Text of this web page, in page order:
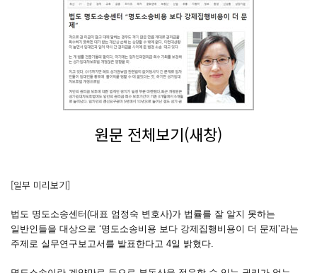
원문 전체보기(새창)
[일부 미리보기]
법도 명도소송센터(대표 엄정숙 변호사)가 법률를 잘 알지 못하는
일반인들을 대상으로 ‘명도소송비용 보다 강제집행비용이 더 문제’라는
주제로 실무연구보고서를 발표한다고 4일 밝혔다.